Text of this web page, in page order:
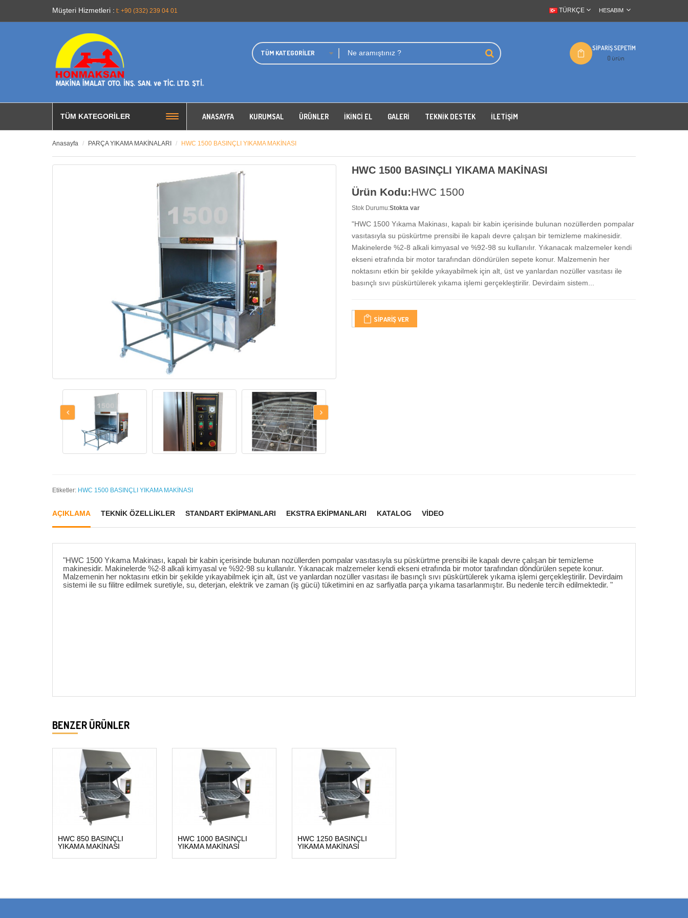
Müşteri Hizmetleri : t: +90 (332) 239 04 01 TÜRKÇE HESABIM
TÜM KATEGORILER
SIPARIŞ SEPETIM
0 ürün
TÜM KATEGORILER ANASAYFA KURUMSAL ÜRÜNLER İKİNCİ EL GALERI TEKNIK DESTEK İLETIŞIM
Anasayfa PARÇA YIKAMA MAKİNALARI HWC 1500 BASINÇLI YIKAMA MAKİNASI
HWC 1500 BASINÇLI YIKAMA MAKİNASI
Ürün Kodu:HWC 1500
Stok Durumu:Stokta var
"HWC 1500 Yıkama Makinası, kapalı bir kabin içerisinde bulunan nozüllerden pompalar
vasıtasıyla su püskürtme prensibi ile kapalı devre çalışan bir temizleme makinesidir.
Makinelerde %2-8 alkali kimyasal ve %92-98 su kullanılır. Yıkanacak malzemeler kendi
ekseni etrafında bir motor tarafından döndürülen sepete konur. Malzemenin her
noktasını etkin bir şekilde yıkayabilmek için alt, üst ve yanlardan nozüller vasıtası ile
basınçlı sıvı püskürtülerek yıkama işlemi gerçekleştirilir. Devirdaim sistem...
SIPARIŞ VER
Etiketler: HWC 1500 BASINÇLI YIKAMA MAKİNASI
AÇIKLAMA TEKNİK ÖZELLİKLER STANDART EKİPMANLARI EKSTRA EKİPMANLARI KATALOG VIDEO
"HWC 1500 Yıkama Makinası, kapalı bir kabin içerisinde bulunan nozüllerden pompalar vasıtasıyla su püskürtme prensibi ile kapalı devre çalışan bir temizleme
makinesidir. Makinelerde %2-8 alkali kimyasal ve %92-98 su kullanılır. Yıkanacak malzemeler kendi ekseni etrafında bir motor tarafından döndürülen sepete konur.
Malzemenin her noktasını etkin bir şekilde yıkayabilmek için alt, üst ve yanlardan nozüller vasıtası ile basınçlı sıvı püskürtülerek yıkama işlemi gerçekleştirilir. Devirdaim
sistemi ile su filitre edilmek suretiyle, su, deterjan, elektrik ve zaman (iş gücü) tüketimini en az sarfiyatla parça yıkama tasarlanmıştır. Bu nedenle tercih edilmektedir. "
BENZER ÜRÜNLER
HWC 850 BASINÇLI
YIKAMA MAKİNASI
HWC 1000 BASINÇLI
YIKAMA MAKİNASI
HWC 1250 BASINÇLI
YIKAMA MAKİNASI